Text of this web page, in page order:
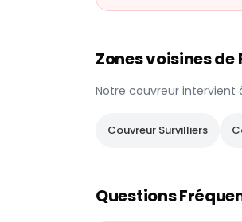
Zones voisines de
Notre couvreur intervient
Couvreur Survilliers
Questions